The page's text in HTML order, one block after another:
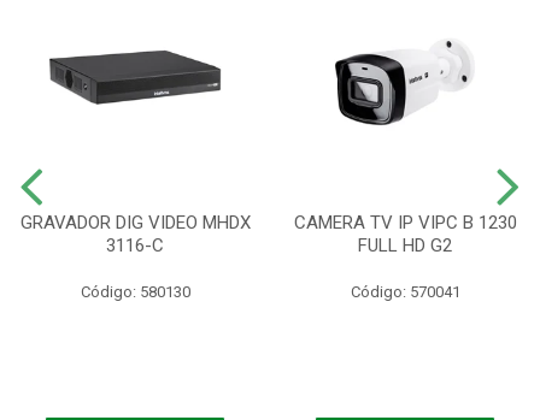
GRAVADOR DIG VIDEO MHDX
3116-C
Código: 580130
CAMERA TV IP VIPC B 1230
FULL HD G2
Código: 570041